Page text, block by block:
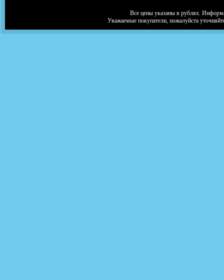
Все цены указаны в рублях.
Уважаемые покупатели, пожалуйста